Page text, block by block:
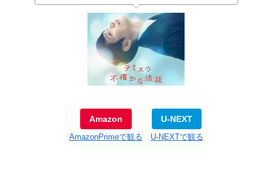
Amazon
AmazonPrimeで観る
U-NEXT
U-NEXTで観る